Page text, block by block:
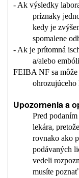
- Ak výsledky
príznaky
kedy je
spomalene
- Ak je prítomná
a/alebo
FEIBA NF sa
ohrozujúceho
Upozornenia a
Pred
lekára,
rovnako ako
podávaných
vedeli
musíte